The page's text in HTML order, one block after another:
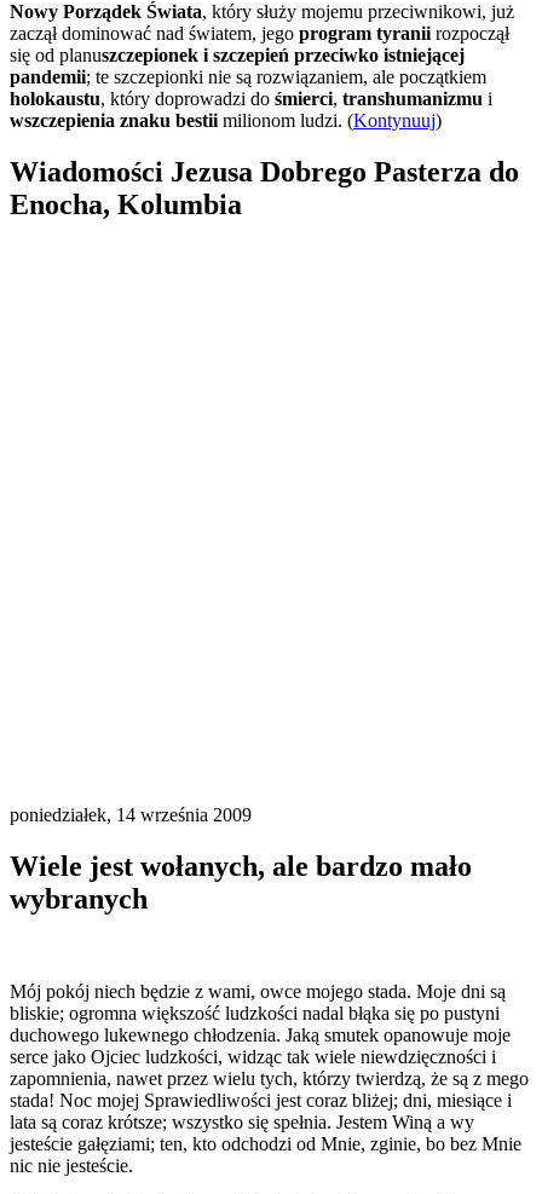
Nowy Porządek Świata, który służy mojemu przeciwnikowi, już
zaczął dominować nad światem, jego program tyranii rozpoczął
się od planuszczepionek i szczepień przeciwko istniejącej
pandemii; te szczepionki nie są rozwiązaniem, ale początkiem
holokaustu, który doprowadzi do śmierci, transhumanizmu i
wszczepienia znaku bestii milionom ludzi. (Kontynuuj)
Wiadomości Jezusa Dobrego Pasterza do
Enocha, Kolumbia
poniedziałek, 14 września 2009
Wiele jest wołanych, ale bardzo mało
wybranych
Mój pokój niech będzie z wami, owce mojego stada. Moje dni są
bliskie; ogromna większość ludzkości nadal błąka się po pustyni
duchowego lukewnego chłodzenia. Jaką smutek opanowuje moje
serce jako Ojciec ludzkości, widząc tak wiele niewdzięczności i
zapomnienia, nawet przez wielu tych, którzy twierdzą, że są z mego
stada! Noc mojej Sprawiedliwości jest coraz bliżej; dni, miesiące i
lata są coraz krótsze; wszystko się spełnia. Jestem Winą a wy
jesteście gałęziami; ten, kto odchodzi od Mnie, zginie, bo bez Mnie
nic nie jesteście.